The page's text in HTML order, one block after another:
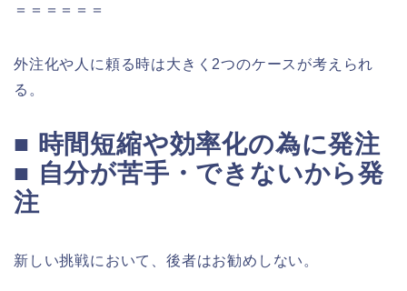
＝＝＝＝＝＝
外注化や人に頼る時は大きく2つのケースが考えられ
る。
■ 時間短縮や効率化の為に発注
■ 自分が苦手・できないから発
注
新しい挑戦において、後者はお勧めしない。